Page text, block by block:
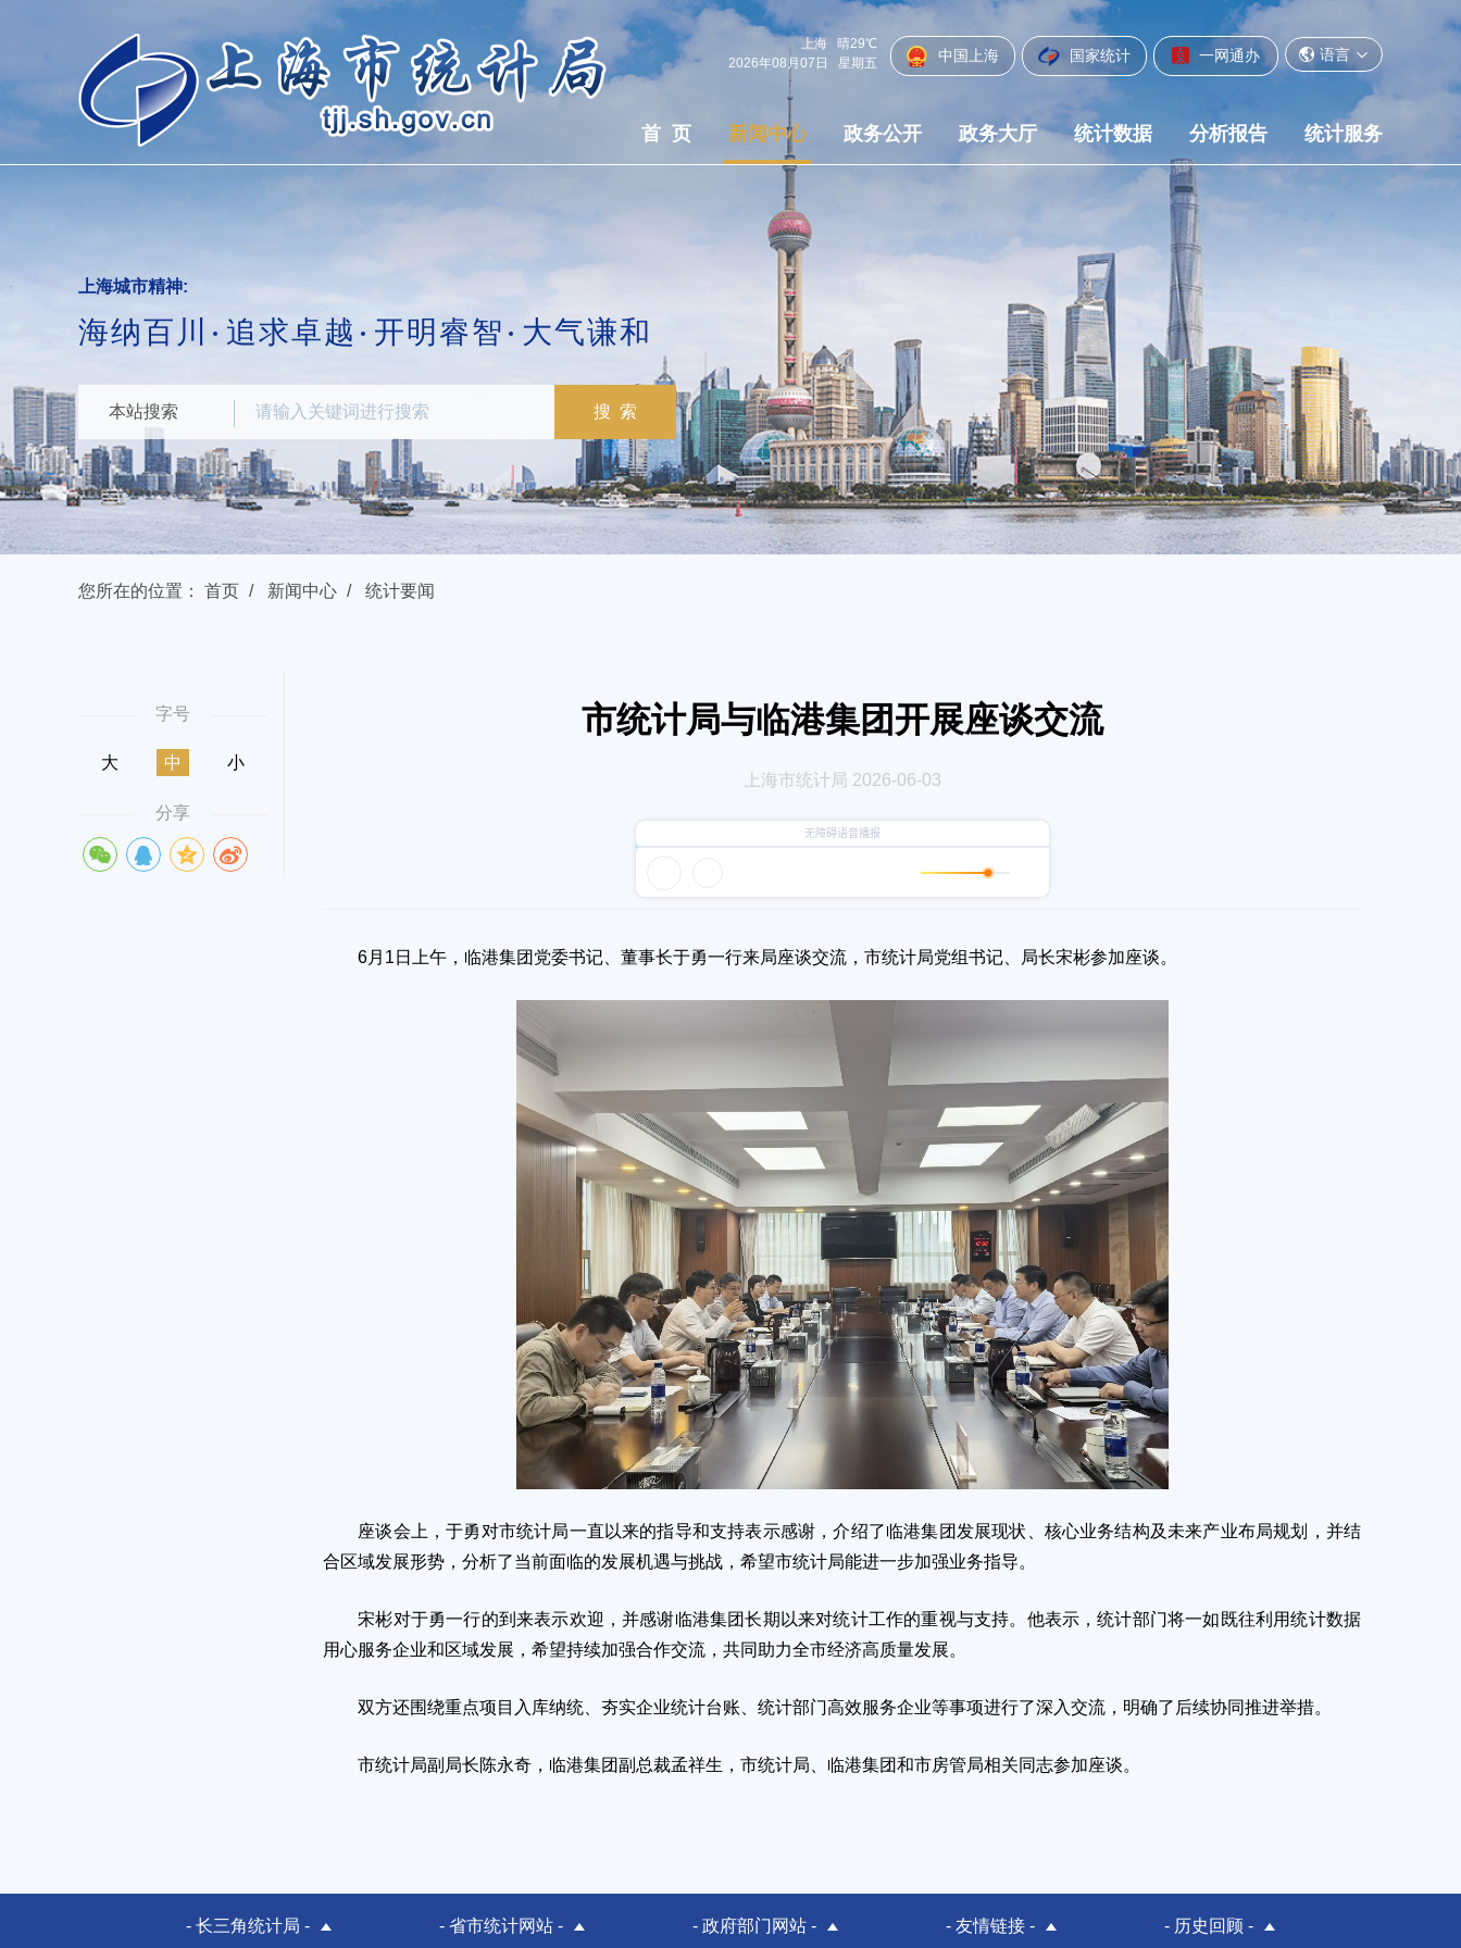
区
上海 晴29℃
2026年08月07日
星期五 中国上海 国家统计 一网通办 语言
首 页 新闻中心 政务公开 政务大厅 统计数据 分析报告 统计服务
上海城市精神:
海纳百川 追求卓越 开明睿智 大气谦和
本站搜索 搜 索
您所在的位置： 首页 新闻中心 统计要闻
字号
大 中 小
分享
市统计局与临港集团开展座谈交流
上海市统计局 2026-06-03
6月1日上午，临港集团党委书记、董事长于勇一行来局座谈交流，市统计局党组书记、局长宋彬参加座谈。
座谈会上，于勇对市统计局一直以来的指导和支持表示感谢，介绍了临港集团发展现状、核心业务结构及未来产业布局规划，并结
合区域发展形势，分析了当前面临的发展机遇与挑战，希望市统计局能进一步加强业务指导。
宋彬对于勇一行的到来表示欢迎，并感谢临港集团长期以来对统计工作的重视与支持。他表示，统计部门将一如既往利用统计数据
用心服务企业和区域发展，希望持续加强合作交流，共同助力全市经济高质量发展。
双方还围绕重点项目入库纳统、夯实企业统计台账、统计部门高效服务企业等事项进行了深入交流，明确了后续协同推进举措。
市统计局副局长陈永奇，临港集团副总裁孟祥生，市统计局、临港集团和市房管局相关同志参加座谈。
- 长三角统计局 - - 省市统计网站 - - 政府部门网站 - - 友情链接 - - 历史回顾 -